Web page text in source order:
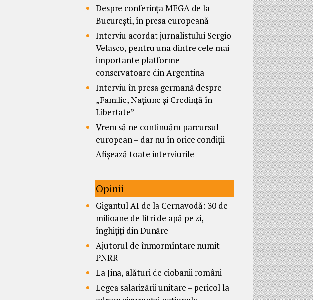
Despre conferința MEGA de la
București, în presa europeană
Interviu acordat jurnalistului Sergio
Velasco, pentru una dintre cele mai
importante platforme
conservatoare din Argentina
Interviu în presa germană despre
„Familie, Națiune și Credință în
Libertate”
Vrem să ne continuăm parcursul
european – dar nu în orice condiții
Afișează toate interviurile
Opinii
Gigantul AI de la Cernavodă: 30 de
milioane de litri de apă pe zi,
înghițiți din Dunăre
Ajutorul de înmormîntare numit
PNRR
La Jina, alături de ciobanii români
Legea salarizării unitare – pericol la